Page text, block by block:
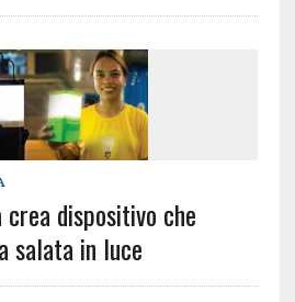
dispositivo che
salata in luce